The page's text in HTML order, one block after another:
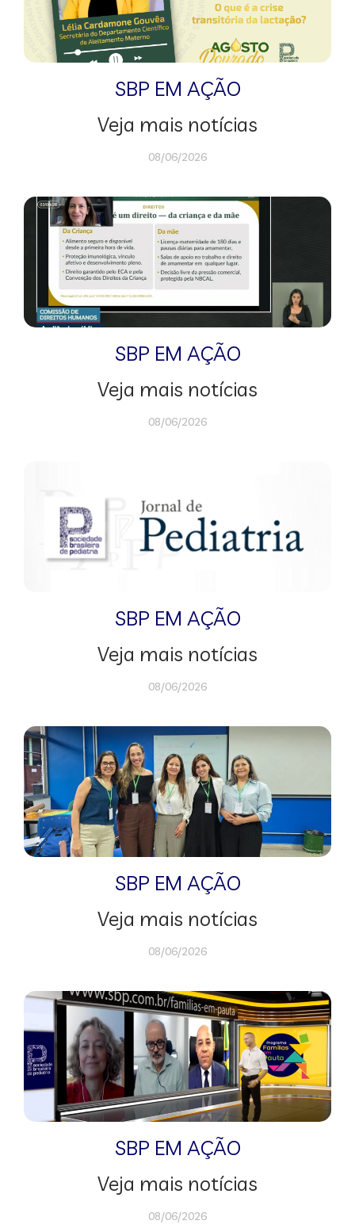
SBP EM AÇÃO
Veja mais notícias
08/06/2026
SBP EM AÇÃO
Veja mais notícias
08/06/2026
SBP EM AÇÃO
Veja mais notícias
08/06/2026
SBP EM AÇÃO
Veja mais notícias
08/06/2026
SBP EM AÇÃO
Veja mais notícias
08/06/2026